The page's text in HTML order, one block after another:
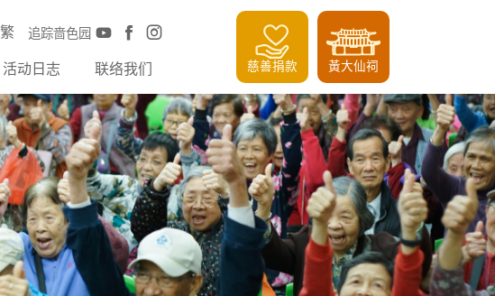
追踪啬色园
繁
活动日志 联络我们 慈善捐款 黃大仙祠